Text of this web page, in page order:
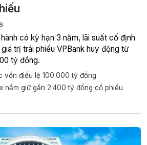
có kỳ hạn 3 năm, lãi suất cố định
trị trái phiếu VPBank huy động từ
tỷ đồng.
vốn điều lệ 100.000 tỷ đồng
nắm giữ gần 2.400 tỷ đồng cổ phiếu